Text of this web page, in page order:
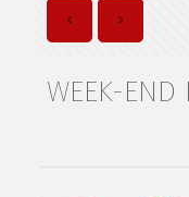
WEEK-